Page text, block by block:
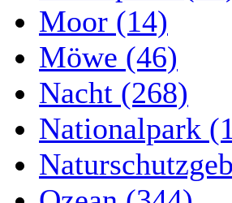
Moor (14)
Möwe (46)
Nacht (268)
Nationalpark